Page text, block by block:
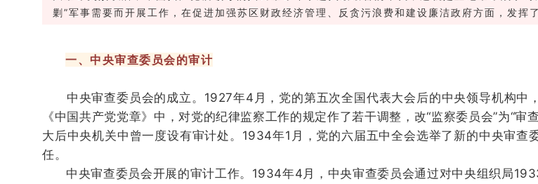
剿”军事需要而开展工作，在促进加强苏区财政经济管理、反贪污浪费和建设廉洁政府方面，发挥
一、中央审查委员会的审计
中央审查委员会的成立。1927年4月，党的第五次全国代表大会后的中央领导机构中
《中国共产党党章》中，对党的纪律监察工作的规定作了若干调整，改“监察委员会”为“
大后中央机关中曾一度设有审计处。1934年1月，党的六届五中全会选举了新的中央审
任。
中央审查委员会开展的审计工作。 1934年4月，中央审查委员会通过对中央组织局